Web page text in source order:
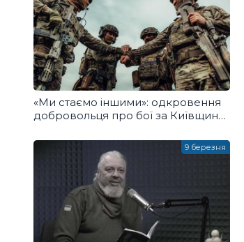
«Ми стаємо іншими»: одкровення
добровольця про бої за Київщину
9 березня